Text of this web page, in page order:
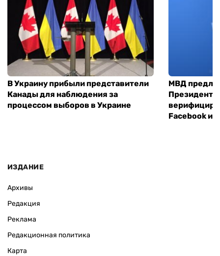
В Украину прибыли представители
Канады для наблюдения за
процессом выборов в Украине
МВД
Facebook и
ИЗДАНИЕ
Архивы
Редакция
Реклама
Редакционная политика
Карта